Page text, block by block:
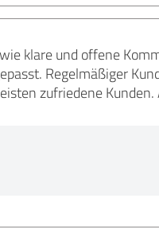
klare und offene
Regelmäßiger
zufriedene